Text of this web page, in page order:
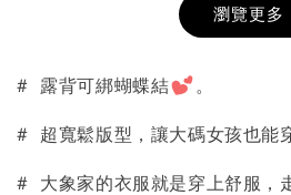
+NT$ 190
瀏覽更多
# 露背可綁蝴蝶結 。
# 超寬鬆版型，讓大碼女孩也能
# 大象家的衣服就是穿上舒服，